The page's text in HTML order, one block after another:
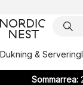
Dukning & Servering
Sommarrea: